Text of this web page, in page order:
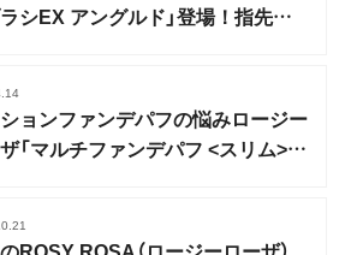
シEX アングルド」登場！指先パ
ョンファンデパフの悩みロージー
「マルチファンデパフ <スリム>」